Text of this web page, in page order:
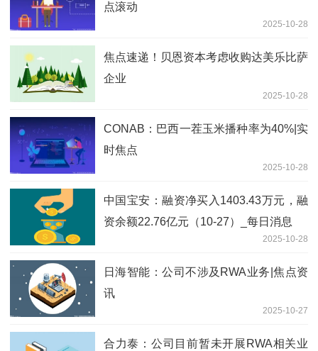
点滚动
2025-10-28
焦点速递！贝恩资本考虑收购达美乐比萨
企业
2025-10-28
CONAB：巴西一茬玉米播种率为40%|实
时焦点
2025-10-28
中国宝安：融资净买入1403.43万元，融
资余额22.76亿元（10-27）_每日消息
2025-10-28
日海智能：公司不涉及RWA业务|焦点资
讯
2025-10-27
合力泰：公司目前暂未开展RWA相关业